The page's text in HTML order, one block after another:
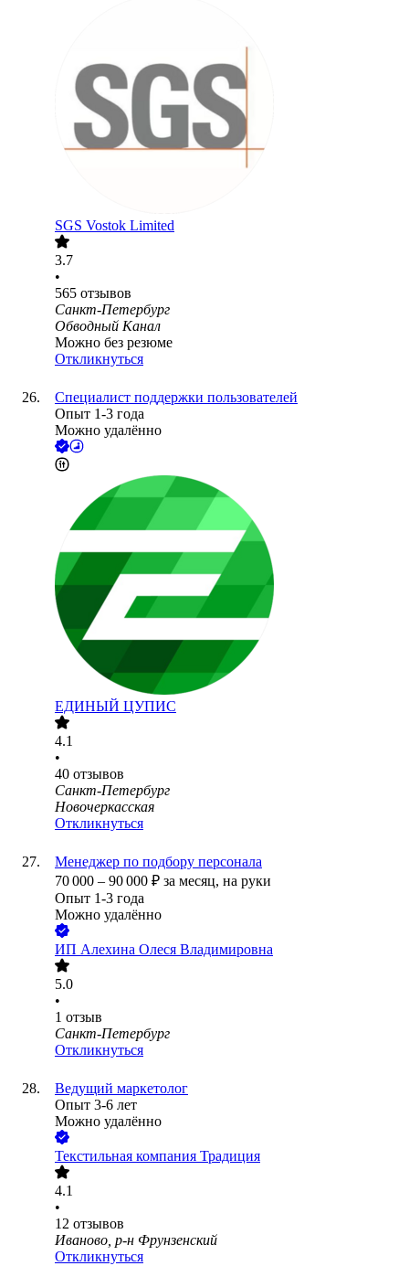
SGS Vostok Limited
3.7
•
565 отзывов
Санкт-Петербург
Обводный Канал
Можно без резюме
Откликнуться
Специалист поддержки пользователей
Опыт 1-3 года
Можно удалённо
ЕДИНЫЙ ЦУПИС
4.1
•
40 отзывов
Санкт-Петербург
Новочеркасская
Откликнуться
Менеджер по подбору персонала
70 000 – 90 000 ₽ за месяц, на руки
Опыт 1-3 года
Можно удалённо
ИП Алехина Олеся Владимировна
5.0
•
1 отзыв
Санкт-Петербург
Откликнуться
Ведущий маркетолог
Опыт 3-6 лет
Можно удалённо
Текстильная компания Традиция
4.1
•
12 отзывов
Иваново, р-н Фрунзенский
Откликнуться